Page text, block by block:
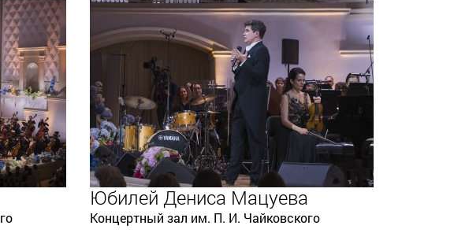
Юбилей Дениса Мацуева
Концертный зал им. П. И. Чайковского